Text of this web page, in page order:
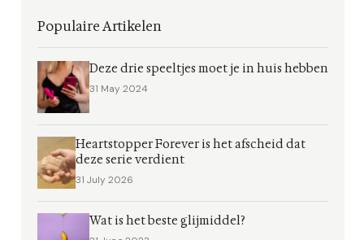
Populaire Artikelen
Deze drie speeltjes moet je in huis hebben
31 May 2024
Heartstopper Forever is het afscheid dat
deze serie verdient
31 July 2026
Wat is het beste glijmiddel?